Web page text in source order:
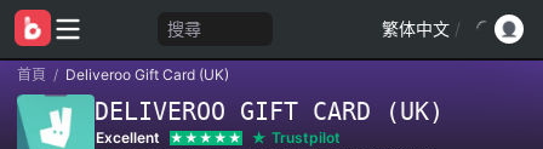
搜尋 繁体中文 /
首頁 / Deliveroo Gift Card (UK)
DELIVEROO GIFT CARD (UK)
Excellent
Trustpilot